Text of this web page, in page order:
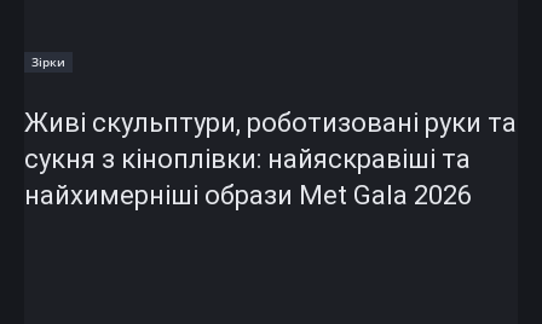
Зірки
Живі скульптури, роботизовані руки та
сукня з кіноплівки: найяскравіші та
найхимерніші образи Met Gala 2026